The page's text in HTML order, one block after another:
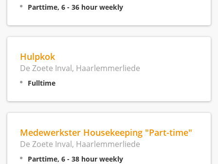
Parttime, 6 - 36 hour weekly
Hulpkok
De Zoete Inval, Haarlemmerliede
Fulltime
Medewerkster Housekeeping "Part-time"
De Zoete Inval, Haarlemmerliede
Parttime, 6 - 38 hour weekly